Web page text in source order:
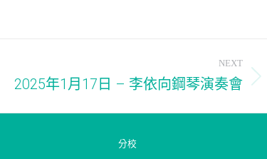
NEXT
Next2025年1月17日 – 李依向鋼琴演奏會
分校